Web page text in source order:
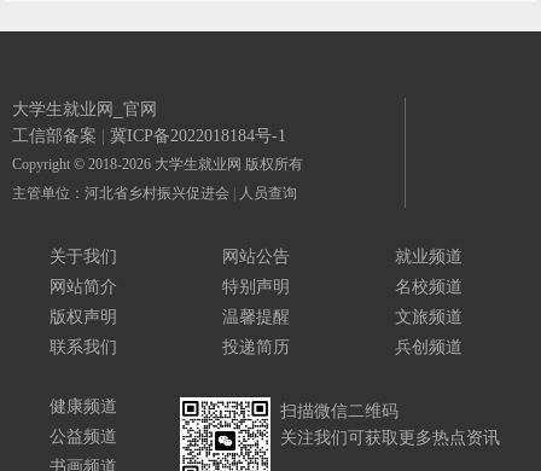
大学生就业网_官网
工信部备案 冀ICP备2022018184号-1
Copyright © 2018-2026 大学生就业网 版权所有
主管单位：河北省乡村振兴促进会
人员查询
关于我们
网站简介
版权声明
联系我们
网站公告
特别声明
温馨提醒
投递简历
就业频道
名校频道
文旅频道
兵创频道
健康频道
公益频道
书画频道
扫描微信二维码
关注我们可获取更多热点资讯